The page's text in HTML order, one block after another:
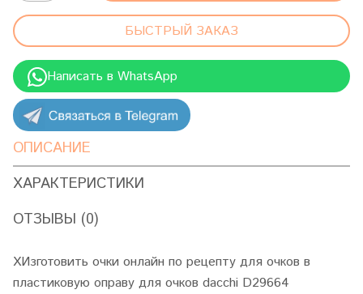
БЫСТРЫЙ ЗАКАЗ
Написать в WhatsApp
ОПИСАНИЕ
ХАРАКТЕРИСТИКИ
ОТЗЫВЫ (0)
XИзготовить очки онлайн по рецепту для очков в
пластиковую оправу для очков dacchi D29664